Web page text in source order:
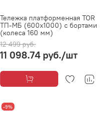
Тележка платформенная TOR
ТП-МБ (600х1000) с бортами
(колеса 160 мм)
12 499 руб.
11 098.74 руб./шт
-9%